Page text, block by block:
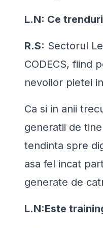
L.N: Ce
R.S: Sectorul
CODECS, fiind
nevoilor pietei
Ca si in anii
generatii de
tendinta spre
asa fel incat
generate de
L.N:Este